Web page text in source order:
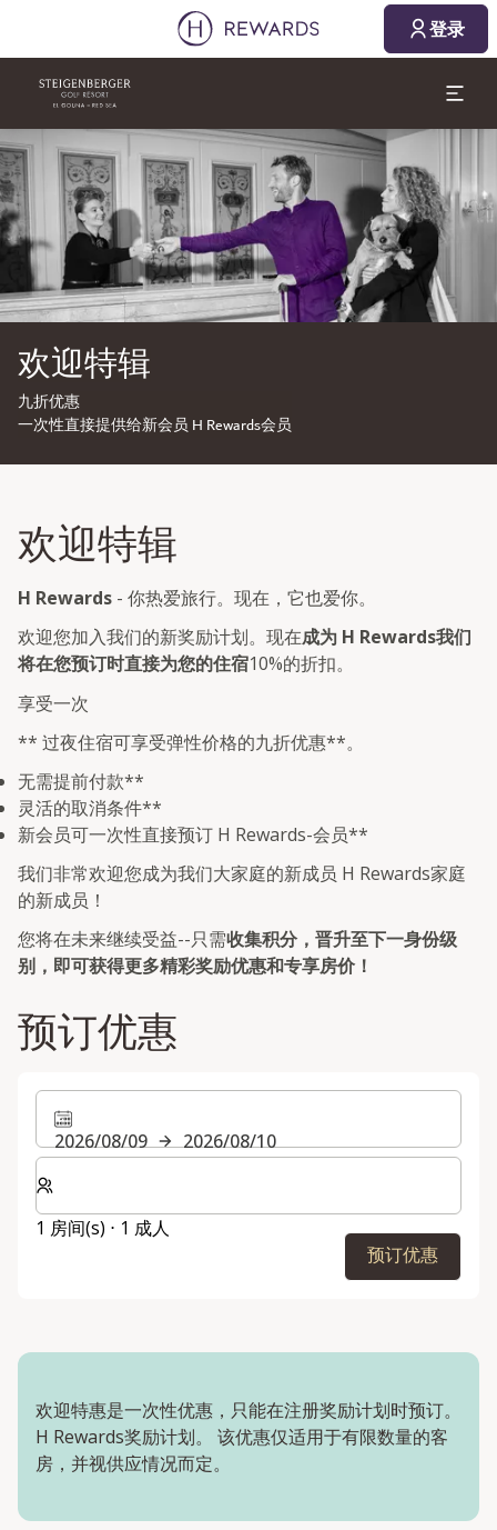
登录
幻灯片1 of1
欢迎特辑
九折优惠
一次性直接提供给新会员 H Rewards会员
欢迎特辑
H Rewards - 你热爱旅行。现在，它也爱你。
欢迎您加入我们的新奖励计划。现在成为 H Rewards我们
将在您预订时直接为您的住宿10%的折扣。
享受一次
** 过夜住宿可享受弹性价格的九折优惠**。
无需提前付款**
灵活的取消条件**
新会员可一次性直接预订 H Rewards-会员**
我们非常欢迎您成为我们大家庭的新成员 H Rewards家庭
的新成员！
您将在未来继续受益--只需收集积分，晋升至下一身份级
别，即可获得更多精彩奖励优惠和专享房价！
预订优惠
2026/08/09
2026/08/10
选择房间数和入住人数
1 房间(s) ⋅ 1 成人
预订优惠
欢迎特惠是一次性优惠，只能在注册奖励计划时预订。
H Rewards奖励计划。 该优惠仅适用于有限数量的客
房，并视供应情况而定。